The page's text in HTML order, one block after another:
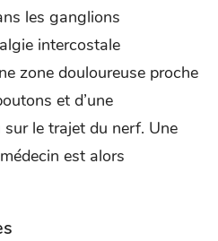
les ganglions
intercostale
zone douloureuse proche
et d’une
le trajet du nerf. Une
est alors